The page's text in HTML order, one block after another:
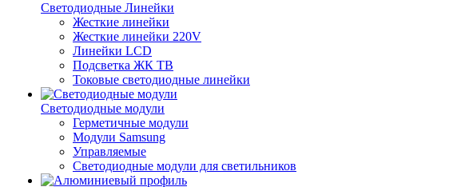
Светодиодные Линейки
Жесткие линейки
Жесткие линейки 220V
Линейки LCD
Подсветка ЖК ТВ
Токовые светодиодные линейки
Светодиодные модули
Герметичные модули
Модули Samsung
Управляемые
Светодиодные модули для светильников